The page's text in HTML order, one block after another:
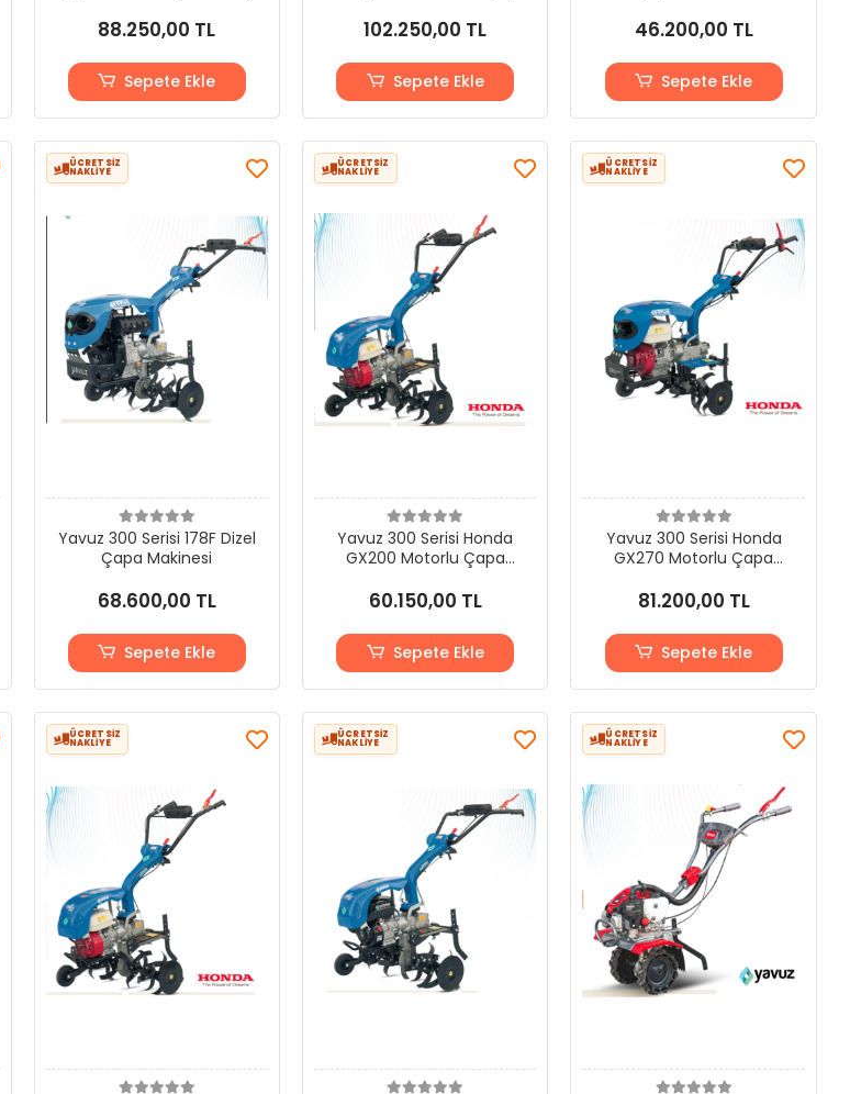
88.250,00 TL
Sepete Ekle
102.250,00 TL
Sepete Ekle
46.200,00 TL
Sepete Ekle
ÜCRETSİZ
NAKLİYE
Yavuz 300 Serisi 178F Dizel
Çapa Makinesi
68.600,00 TL
Sepete Ekle
ÜCRETSİZ
NAKLİYE
Yavuz 300 Serisi Honda
GX200 Motorlu Çapa
60.150,00 TL
Sepete Ekle
ÜCRETSİZ
NAKLİYE
Yavuz 300 Serisi Honda
GX270 Motorlu Çapa
81.200,00 TL
Sepete Ekle
ÜCRETSİZ
NAKLİYE
ÜCRETSİZ
NAKLİYE
ÜCRETSİZ
NAKLİYE